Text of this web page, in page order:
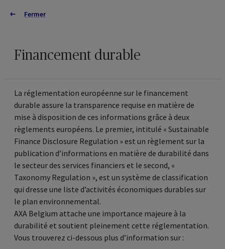
Version française
Version néerlandaise
Informations générales
Adresses
Disclaimer
Fermer